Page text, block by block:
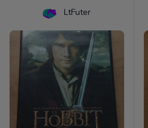
LtFuter